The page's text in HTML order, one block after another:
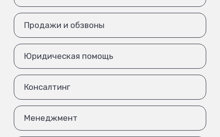
Продажи и обзвоны
Юридическая помощь
Консалтинг
Менеджмент